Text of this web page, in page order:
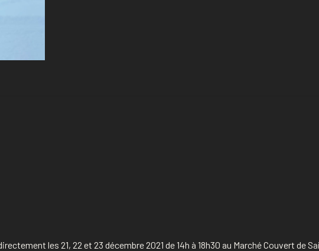
les 21, 22 et 23 décembre 2021 de 14h à 18h30 au Marché Couvert de